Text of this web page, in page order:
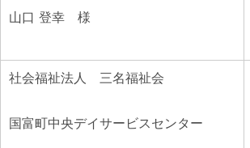
山口 登幸 様
社会福祉法人 三名福祉会
国富町中央デイサービスセンター